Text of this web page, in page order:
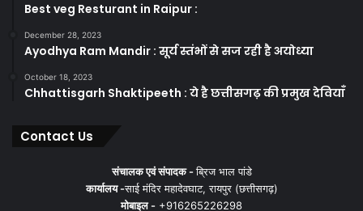
Best veg Resturant in Raipur :
December 28, 2023
Ayodhya Ram Mandir : सूर्य स्तंभों से सज रही है अयोध्या
October 18, 2023
Chhattisgarh Shaktipeeth : ये है छत्तीसगढ़ की प्रमुख देवियाँ
Contact Us
संचालक एवं संपादक -ब्रिज भाल पांडे
कार्यालय -साई मंदिर महादेवघाट, रायपुर (छत्तीसगढ़)
मोबाइल - +916265226298